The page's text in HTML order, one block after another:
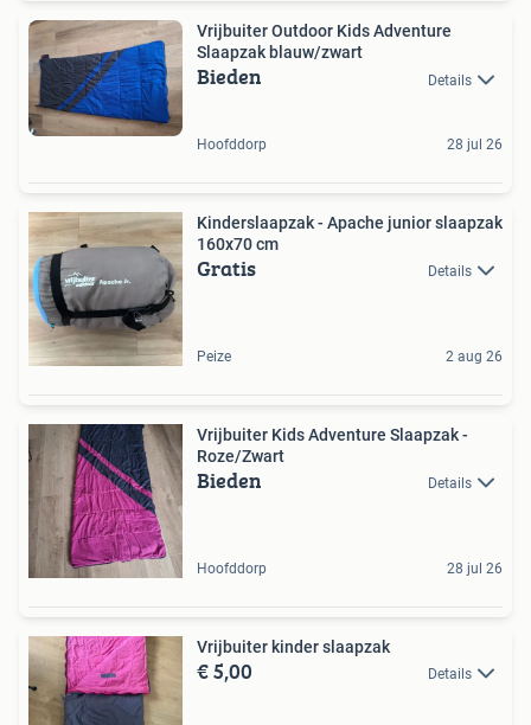
Vrijbuiter Outdoor Kids Adventure
Slaapzak blauw/zwart
Bieden Details
Hoofddorp 28 jul 26
Kinderslaapzak - Apache junior slaapzak
160x70 cm
Gratis Details
Peize 2 aug 26
Vrijbuiter Kids Adventure Slaapzak -
Roze/Zwart
Bieden Details
Hoofddorp 28 jul 26
Vrijbuiter kinder slaapzak
€ 5,00 Details